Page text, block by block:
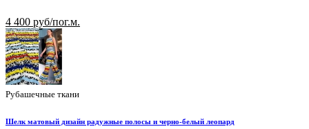
4 400 руб/пог.м.
Рубашечные ткани
Шелк матовый дизайн радужные полосы и черно-белый леопард